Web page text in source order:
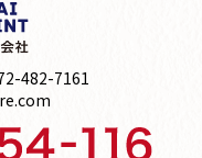
482-7161